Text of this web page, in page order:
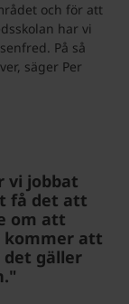
och för att
har vi
På så
säger Per
vi jobbat
få det att
om att
kommer att
det gäller